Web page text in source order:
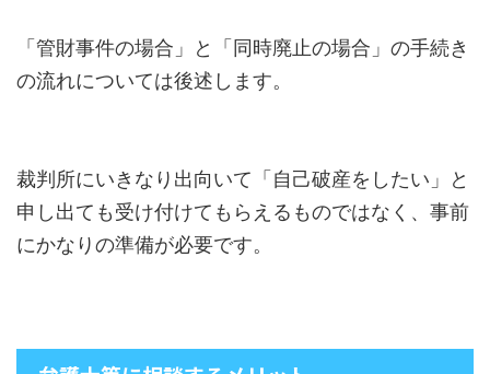
「管財事件の場合」と「同時廃止の場合」の手続き
の流れについては後述します。
裁判所にいきなり出向いて「自己破産をしたい」と
申し出ても受け付けてもらえるものではなく、事前
にかなりの準備が必要です。